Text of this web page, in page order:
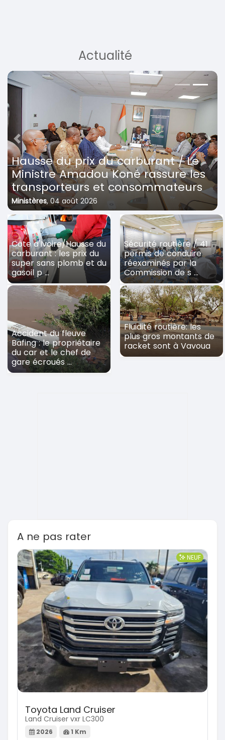
Actualité
Hausse du prix du carburant / Le
Ministre Amadou Koné rassure les
transporteurs et consommateurs
Ministères, 04 août 2026
Previous Next
Côte d'Ivoire/Hausse du
carburant : les prix du
super sans plomb et du
gasoil p ...
Sécurité routière / 41
permis de conduire
réexaminés par la
Commission de s ...
Accident du fleuve
Bafing : le propriétaire
du car et le chef de
gare écroués ...
Fluidité routière: les
plus gros montants de
racket sont à Vavoua
A ne pas rater
NEUF
Toyota Land Cruiser
Land Cruiser vxr LC300
2026 1 Km